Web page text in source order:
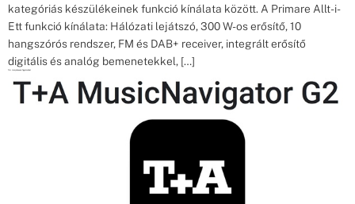
kategóriás készülékeinek funkció kínálata között. A Primare Allt-i-
Ett funkció kínálata: Hálózati lejátszó, 300 W-os erősítő, 10
hangszórós rendszer, FM és DAB+ receiver, integrált erősítő
digitális és analóg bemenetekkel, […]
T+A tulajdonosok figyelmébe!